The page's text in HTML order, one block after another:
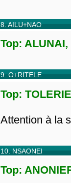
8. AILU+NAO
Top:
9. O+RITELE
Top:
Attention à la
10. NSAONEI
Top: